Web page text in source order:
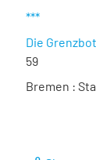
***
Die
59
Bremen :